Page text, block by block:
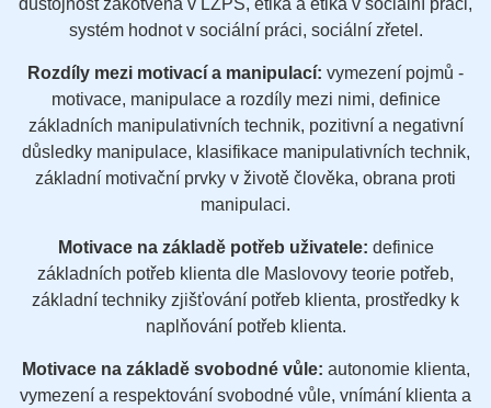
důstojnost zakotvená v LZPS, etika a etika v sociální práci,
systém hodnot v sociální práci, sociální zřetel.
Rozdíly mezi motivací a manipulací: vymezení pojmů -
motivace, manipulace a rozdíly mezi nimi, definice
základních manipulativních technik, pozitivní a negativní
důsledky manipulace, klasifikace manipulativních technik,
základní motivační prvky v životě člověka, obrana proti
manipulaci.
Motivace na základě potřeb uživatele: definice
základních potřeb klienta dle Maslovovy teorie potřeb,
základní techniky zjišťování potřeb klienta, prostředky k
naplňování potřeb klienta.
Motivace na základě svobodné vůle: autonomie klienta,
vymezení a respektování svobodné vůle, vnímání klienta a